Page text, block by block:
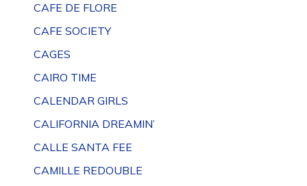
CAFE DE FLORE
CAFE SOCIETY
CAGES
CAIRO TIME
CALENDAR GIRLS
CALIFORNIA DREAMIN’
CALLE SANTA FEE
CAMILLE REDOUBLE